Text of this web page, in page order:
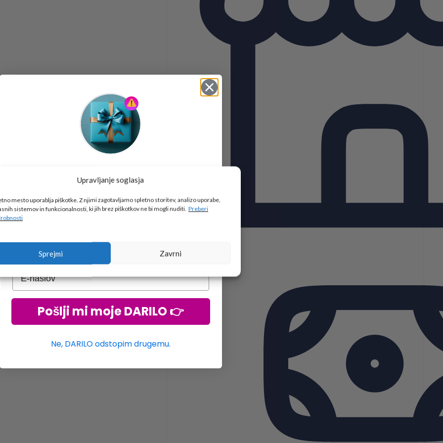
Upravljanje soglasja
mesto uporablja piškotke. Z njimi zagotavljamo spletno storitev, analizo uporabe,
sistemov in funkcionalnosti, ki jih brez piškotkov ne bi mogli nuditi. Preberi
Sprejmi Zavrni
🎁 DARILO
Vpiši podatke za prejem darilain se pridruži
Pošlji mi moje DARILO 👉
Ne, DARILO odstopim drugemu.